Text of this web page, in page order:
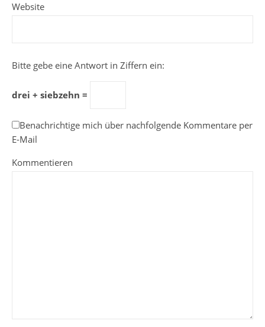
Website
Bitte gebe eine Antwort in Ziffern ein:
drei + siebzehn =
Benachrichtige mich über nachfolgende Kommentare per
E-Mail
Kommentieren